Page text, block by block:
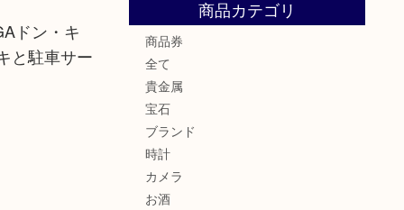
ドン・キ
と駐車サー
商品カテゴリ
商品券
全て
貴金属
宝石
ブランド
時計
カメラ
お酒